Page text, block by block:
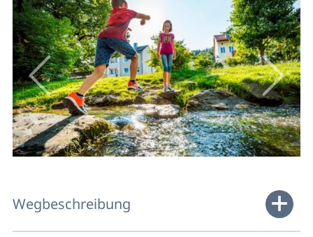
Wegbeschreibung